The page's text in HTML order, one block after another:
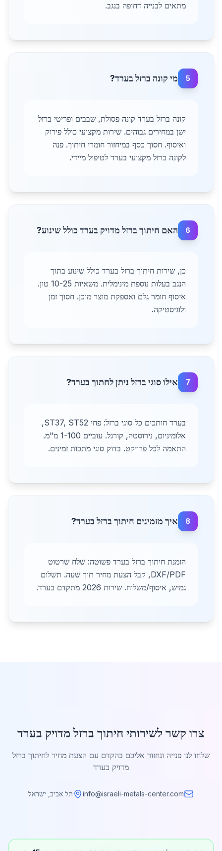
מתאים לבנייה דחופה בנגב.
5 מי קונה ברזל בערד?
קונה ברזל בערד קונה פסולת, שבבים ופריטי ברזל
ישן במחירים גבוהים. שירות מקצועי כולל פירוק
ואיסוף. חסוך כסף במיחזור חומרי חיתוך. פנה
לקונה ברזל מקצועי בערד לטיפול מיידי.
6 האם חיתוך ברזל מדויק בערד כולל שינוע?
כן, שירות חיתוך ברזל בערד כולל שינוע בתוך
הנגב בעלות נוספת מינימלית. משאיות 10-25 טון.
איסוף חומר גלם ואספקת מוצר מוכן. חסוך זמן
ולוגיסטיקה.
7 אילו סוגי ברזל ניתן לחתוך בערד?
בערד חותכים כל סוגי ברזל: פחי ST37, ST52,
אלומיניום, נירוסטה, קורגל. עוביים 1-100 מ"מ.
התאמה לכל פרויקט. בדוק סוגי מתכות זמינים.
8 איך מזמינים חיתוך ברזל בערד?
הזמנת חיתוך ברזל בערד פשוטה: שלח שרטוט
DXF/PDF, קבל הצעת מחיר תוך שעה. תשלום
גמיש, איסוף/משלוח. שירות 2026 מתקדם בערד.
צרו קשר לשירותי חיתוך ברזל מדויק בערד
שלחו לנו פנייה ונחזור אליכם בהקדם עם הצעת מחיר לחיתוך ברזל
מדויק בערד
info@israeli-metals-center.com תל אביב, ישראל